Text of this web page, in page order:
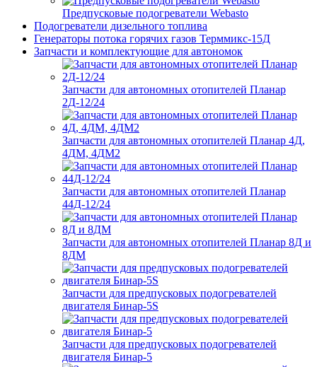
Предпусковые подогреватели Webasto
Подогреватели дизельного топлива
Генераторы потока горячих газов Терммикс-15Д
Запчасти и комплектующие для автономок
Запчасти для автономных отопителей Планар
2Д-12/24
Запчасти для автономных отопителей Планар 4Д,
4ДМ, 4ДМ2
Запчасти для автономных отопителей Планар
44Д-12/24
Запчасти для автономных отопителей Планар 8Д и
8ДМ
Запчасти для предпусковых подогревателей
двигателя Бинар-5S
Запчасти для предпусковых подогревателей
двигателя Бинар-5